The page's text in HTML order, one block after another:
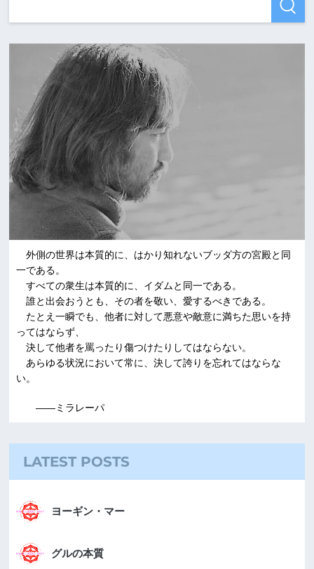
外側の世界は本質的に、はかり知れないブッダ方の宮殿と同
一である。
すべての衆生は本質的に、イダムと同一である。
誰と出会おうとも、その者を敬い、愛するべきである。
たとえ一瞬でも、他者に対して悪意や敵意に満ちた思いを持
ってはならず、
決して他者を罵ったり傷つけたりしてはならない。
あらゆる状況において常に、決して誇りを忘れてはならな
い。
――ミラレーパ
LATEST POSTS
ヨーギン・マー
グルの本質